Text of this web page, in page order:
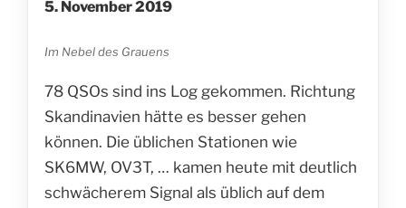
5. November 2019
Im Nebel des Grauens
78 QSOs sind ins Log gekommen. Richtung
Skandinavien hätte es besser gehen
können. Die üblichen Stationen wie
SK6MW, OV3T, … kamen heute mit deutlich
schwächerem Signal als üblich auf dem